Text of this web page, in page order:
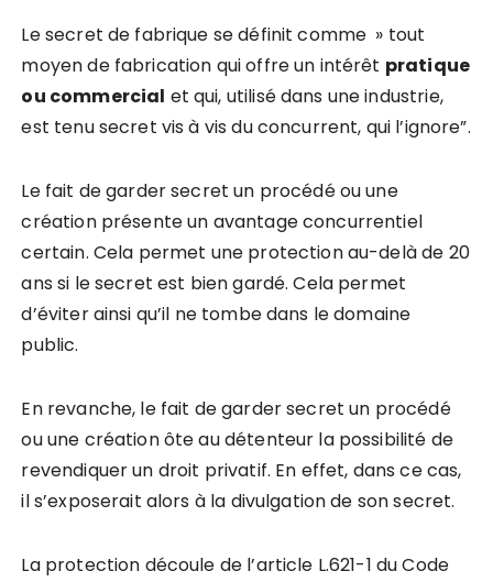
Le secret de fabrique se définit comme » tout
moyen de fabrication qui offre un intérêt pratique
ou commercial et qui, utilisé dans une industrie,
est tenu secret vis à vis du concurrent, qui l’ignore”.
Le fait de garder secret un procédé ou une
création présente un avantage concurrentiel
certain. Cela permet une protection au-delà de 20
ans si le secret est bien gardé. Cela permet
d’éviter ainsi qu’il ne tombe dans le domaine
public.
En revanche, le fait de garder secret un procédé
ou une création ôte au détenteur la possibilité de
revendiquer un droit privatif. En effet, dans ce cas,
il s’exposerait alors à la divulgation de son secret.
La protection découle de l’article L.621-1 du Code